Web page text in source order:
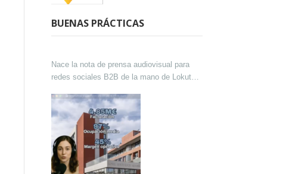
BUENAS PRÁCTICAS
Nace la nota de prensa audiovisual para
redes sociales B2B de la mano de Lokutor